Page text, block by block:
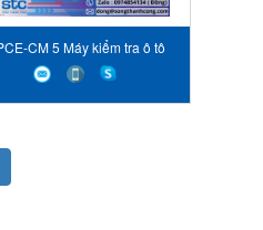
CM 5 Máy kiểm tra ô tô
PCE Instruments